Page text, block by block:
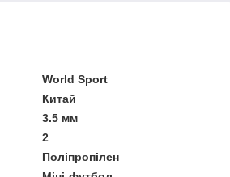
World Sport
Китай
3.5 мм
2
Поліпропілен